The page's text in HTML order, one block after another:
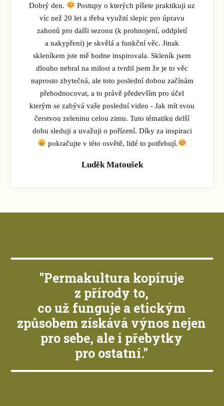
Dobrý den.
Postupy o kterých píšete praktikuji uz
víc než 20 let a třeba využití slepic pro úpravu
zahonů pro dalši sezonu (k prohnojení, oddpletí
a nakypřeni) je skvělá a funkční věc. Jinak
skleníkem jste mě hodne inspirovala. Skleník jsem
dlouho nebral na milost a tvrdil jsem že je to věc
naprosto zbytečná, ale toto poslední dobou začínám
přehodnocovat, a to právě především pro účel
kterým se zabývá vaše poslední video - Jak mít svou
čerstvou zeleninu celou zimu. Tuto tématiku delší
dobu sleduji a uvažuji o pořízení. Díky za inspiraci
pokračujte v této osvětě, lidé to potřebují.
Luděk Matoušek
"Permakultura kopíruje
z přírody to,
co už funguje a etickým
způsobem získává výnos nejen
pro sebe, ale i přebytky
pro ostatní."